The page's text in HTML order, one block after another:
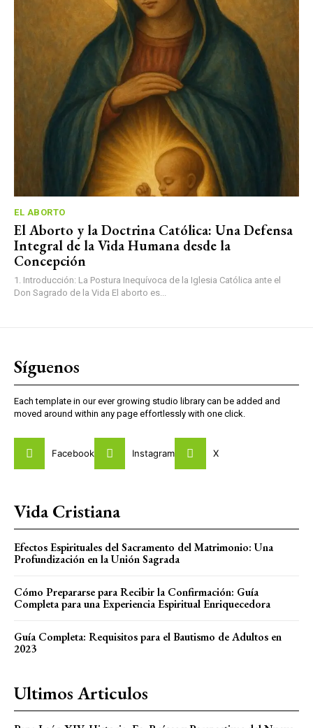
EL ABORTO
El Aborto y la Doctrina Católica: Una Defensa
Integral de la Vida Humana desde la
Concepción
1. Introducción: La Postura Inequívoca de la Iglesia Católica ante el
Don Sagrado de la Vida El aborto es...
Síguenos
Each template in our ever growing studio library can be added and
moved around within any page effortlessly with one click.
Facebook Instagram X
Vida Cristiana
Efectos Espirituales del Sacramento del Matrimonio: Una
Profundización en la Unión Sagrada
Cómo Prepararse para Recibir la Confirmación: Guía
Completa para una Experiencia Espiritual Enriquecedora
Guía Completa: Requisitos para el Bautismo de Adultos en
2023
Ultimos Articulos